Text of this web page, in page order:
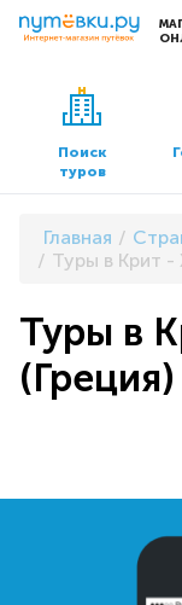
Сервисы
Бронирование
Трансфер
Поиск
туров
Главная
Туры в Крит -
Туры в